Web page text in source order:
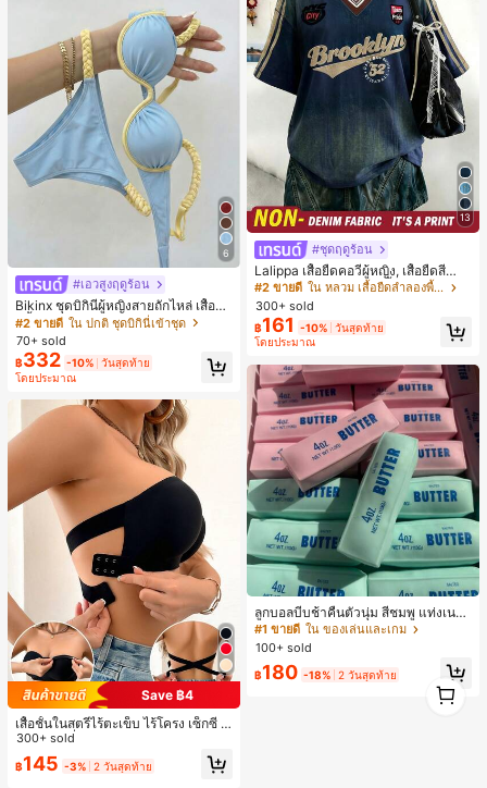
6
#เอวสูงฤดูร้อน
Bikinx ชุดบิกินี่ผู้หญิงสายถักไหล่ เสื้อว่า
ยน้ำวันพีซมีโครงพร้อมสายผูกหลังสีตัด
กัน สำหรับเที่ยวพักผ่อน ชายหาด ฤดูร้อ
น
#2 ขายดี ใน ปกติ ชุดบิกินี่เข้าชุด
70+ sold
฿332 -10% วันสุดท้าย
โดยประมาณ
Save ฿4
เสื้อชั้นในสตรีไร้ตะเข็บ ไร้โครง เซ็กซี่ ด้
านข้างไม่ลื่น แผ่นรองถอดได้ ลายไขว้ห
ลัง ไร้สาย สบายตลอดวัน
300+ sold
฿145 -3% 2 วันสุดท้าย
13
#ชุดฤดูร้อน
Lalippa เสื้อยืดคอวีผู้หญิง, เสื้อยืดสีน้ำเ
งินสไตล์มินิมอลเรโทร, เสื้อยืดผู้หญิงทร
งหลวมสบาย, พิมพ์ตัวอักษรและตัวเลข
ภาษาอังกฤษ, เสื้อสำหรับออกไปเที่ยวฤ
ดูร้อน, ลวดลายดีไซน์, ความรู้สึกพรีเมีย
ม, ลำลองอเนกประสงค์, สวมใส่ประจำวั
น, กลางแจ้ง, ช้อปปิ้ง, การเดินทาง, เสื้อ
ผ้ากลางแจ้ง
#2 ขายดี
ใน หลวม เสื้อยืดลำลองพื้นฐาน
300+ sold
฿161 -10% วันสุดท้าย
โดยประมาณ
ลูกบอลบีบช้าคืนตัวนุ่ม สีชมพู แท่งเนย
บีบคลายเครียด นุ่มยืดหยุ่น ของเล่นบีบ
4 ออนซ์ ของเล่นเกลือ เหมาะสำหรับขอ
งขวัญวันหยุด ของขวัญสนุกและน่ารัก
ของขวัญวันเกิด ของขวัญอีสเตอร์ ของ
ขวัญฮาโลวีน ของขวัญคริสต์มาส ของข
วัญปาร์ตี้ สกวิชชี่ ของเล่นสกวิชชี่ ของเ
#1 ขายดี ใน ของเล่นและเกม
100+ sold
฿180 -18% 2 วันสุดท้าย
1